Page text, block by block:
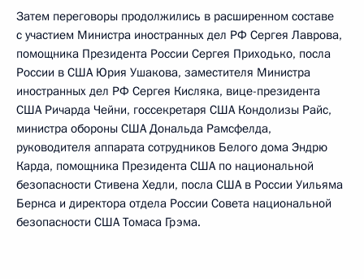
Затем переговоры продолжились в расширенном составе
с участием Министра иностранных дел РФ Сергея Лаврова,
помощника Президента России Сергея Приходько, посла
России в США Юрия Ушакова, заместителя Министра
иностранных дел РФ Сергея Кисляка, вице-президента
США Ричарда Чейни, госсекретаря США Кондолизы Райс,
министра обороны США Дональда Рамсфелда,
руководителя аппарата сотрудников Белого дома Эндрю
Карда, помощника Президента США по национальной
безопасности Стивена Хедли, посла США в России Уильяма
Бернса и директора отдела России Совета национальной
безопасности США Томаса Грэма.